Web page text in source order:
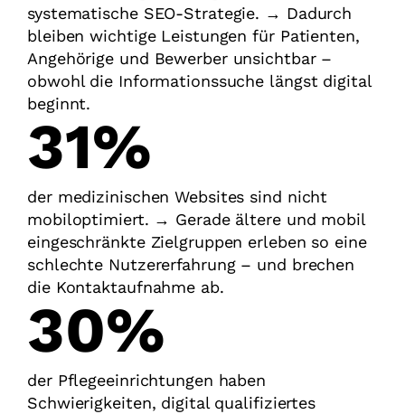
systematische SEO-Strategie. → Dadurch
bleiben wichtige Leistungen für Patienten,
Angehörige und Bewerber unsichtbar –
obwohl die Informationssuche längst digital
beginnt.
41%
der medizinischen Websites sind nicht
mobiloptimiert. → Gerade ältere und mobil
eingeschränkte Zielgruppen erleben so eine
schlechte Nutzererfahrung – und brechen
die Kontaktaufnahme ab.
40%
der Pflegeeinrichtungen haben
Schwierigkeiten, digital qualifiziertes